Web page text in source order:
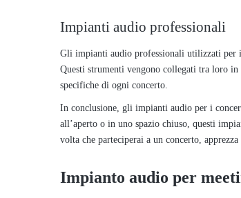
Impianti audio professionali
Gli impianti audio professionali utilizzati per
Questi strumenti vengono collegati tra loro in
specifiche di ogni concerto.
In conclusione, gli impianti audio per i
all’aperto o in uno spazio chiuso, questi
volta che parteciperai a un concerto,
Impianto audio per